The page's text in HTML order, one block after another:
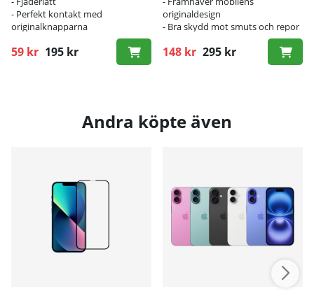
- Perfekt kontakt med
originalknapparna
59 kr 195 kr
Ordinarie pris:
originaldesign
- Bra skydd mot smuts och repor
148 kr 295 kr
Ordinarie pris:
Andra köpte även